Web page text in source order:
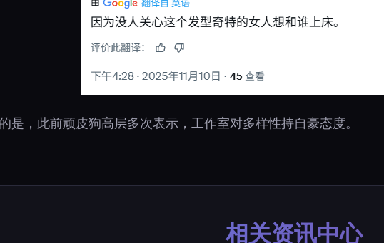
是，此前顽皮狗高层多次表示，工作室对多样性持自豪态度。
相关资讯中心